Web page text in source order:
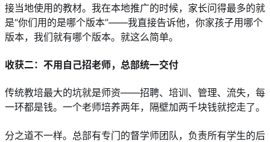
接当地使用的教材。我在本地推广的时候，家长问得最多的就
是“你们用的是哪个版本”——我直接告诉他，你家孩子用哪个
版本，我们就有哪个版本。就这么简单。
收获二：不用自己招老师，总部统一交付
传统教培最大的坑就是师资——招聘、培训、管理、流失，每
一环都是钱。一个老师培养两年，隔壁加两千块钱就挖走了。
分之道不一样。总部有专门的督学师团队，负责所有学生的后